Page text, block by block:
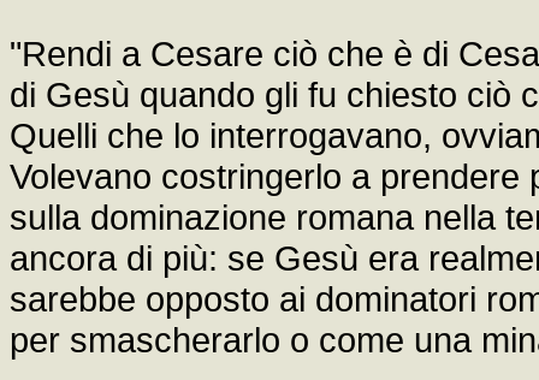
"Rendi a Cesare ciò che è di
di Gesù quando gli fu chiesto ciò
Quelli che lo interrogavano,
Volevano costringerlo a prendere
sulla dominazione romana nella
ancora di più: se Gesù era
sarebbe opposto ai dominatori
per smascherarlo o come una